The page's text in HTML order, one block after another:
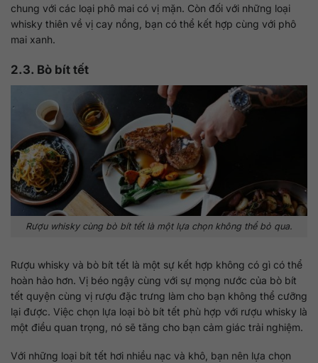
chung với các loại phô mai có vị mặn. Còn đối với những loại
whisky thiên về vị cay nồng, bạn có thể kết hợp cùng với phô
mai xanh.
2.3. Bò bít tết
Rượu whisky cùng bò bít tết là một lựa chọn không thể bỏ qua.
Rượu whisky và bò bít tết là một sự kết hợp không có gì có thể
hoàn hảo hơn. Vị béo ngậy cùng với sự mọng nước của bò bít
tết quyện cùng vị rượu đặc trưng làm cho bạn không thể cưỡng
lại được. Việc chọn lựa loại bò bít tết phù hợp với rượu whisky là
một điều quan trọng, nó sẽ tăng cho bạn cảm giác trải nghiệm.
Với những loại bít tết hơi nhiều nạc và khô, bạn nên lựa chọn